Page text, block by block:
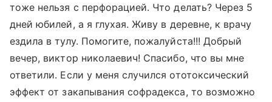
тоже нельзя с перфорацией. Что делать? Через 5
дней юбилей, а я глухая. Живу в деревне, к врачу
ездила в тулу. Помогите, пожалуйста!!! Добрый
вечер, виктор николаевич! Спасибо, что вы мне
ответили. Если у меня случился ототоксический
эффект от закапывания софрадекса, то возможно